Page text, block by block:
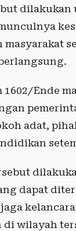
dilakukan
1602/Ende
adat,
dapat
di wilayah